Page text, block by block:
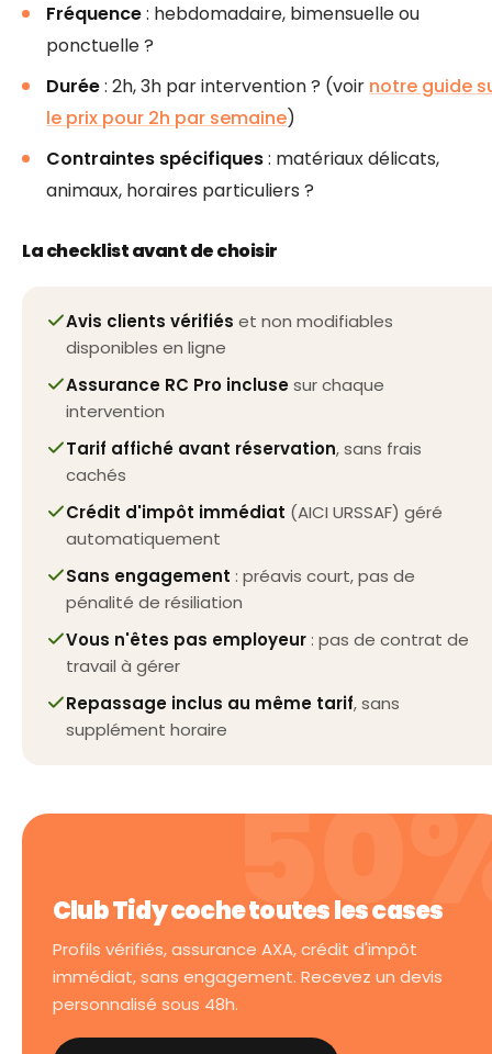
Fréquence: hebdomadaire, bimensuelle ou
ponctuelle ?
Durée: 2h, 3h par intervention ? (voir notre guide
le prix pour 2h par semaine)
Contraintes spécifiques: matériaux délicats,
animaux, horaires particuliers ?
La checklist avant de choisir
Avis clients vérifiés et non modifiables
disponibles en ligne
Assurance RC Pro inclusesur chaque
intervention
Tarif affiché avant réservation, sans frais
cachés
Crédit d'impôt immédiat (AICI URSSAF) géré
automatiquement
Sans engagement : préavis court, pas de
pénalité de résiliation
Vous n'êtes pas employeur : pas de contrat de
travail à gérer
Repassage inclus au même tarif, sans
supplément horaire
Club Tidy coche toutes les cases
Profils vérifiés, assurance AXA, crédit d'impôt
immédiat, sans engagement. Recevez un devis
personnalisé sous 48h.